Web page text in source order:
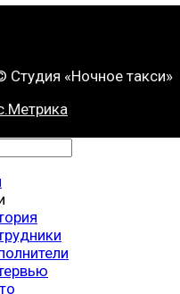
Студия «Ночное такси»